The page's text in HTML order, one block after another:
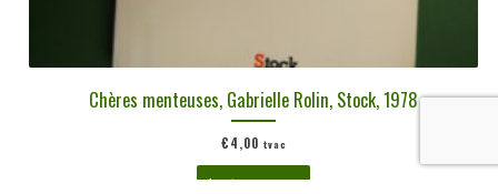
Chères menteuses, Gabrielle Rolin, Stock, 1978
€4,00 tvac
Ajouter au panier